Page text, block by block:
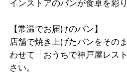
インストアのパンが食卓を彩り
【常温でお届けのパン】
店舗で焼き上げたパンをその
わせて「おうちで神戸屋レス
さい。